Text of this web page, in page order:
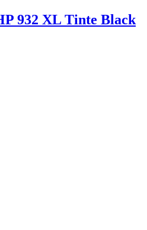
932 XL Tinte Black